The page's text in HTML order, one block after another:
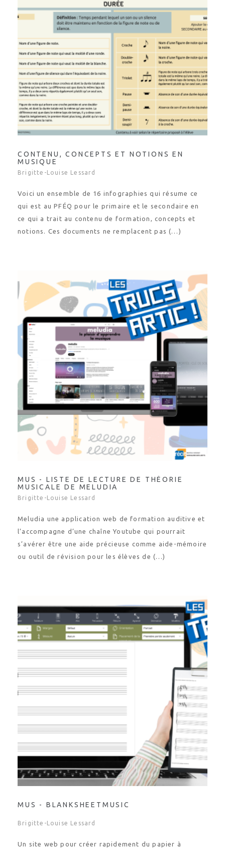
CONTENU, CONCEPTS ET NOTIONS EN
MUSIQUE
Brigitte-Louise Lessard
Voici un ensemble de 16 infographies qui résume ce
qui est au PFÉQ pour le primaire et le secondaire en
ce qui a trait au contenu de formation, concepts et
notions. Ces documents ne remplacent pas (…)
MUS - LISTE DE LECTURE DE THÉORIE
MUSICALE DE MELUDIA
Brigitte-Louise Lessard
Meludia une application web de formation auditive et
l’accompagne d’une chaîne Youtube qui pourrait
s’avérer être une aide précieuse comme aide-mémoire
ou outil de révision pour les élèves de (…)
MUS - BLANKSHEETMUSIC
Brigitte-Louise Lessard
Un site web pour créer rapidement du papier à